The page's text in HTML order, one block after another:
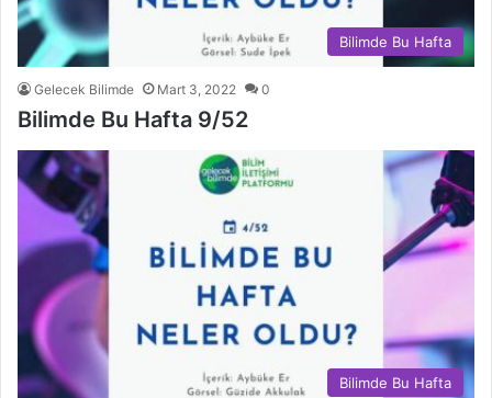
Bilimde Bu Hafta
Gelecek Bilimde Mart 3, 2022 0
Bilimde Bu Hafta 9/52
Bilimde Bu Hafta